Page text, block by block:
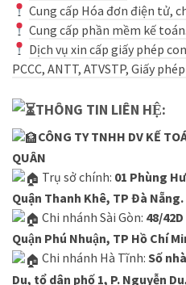
Cung cấp Hóa đơn điện tử,
Cung cấp phần mềm kế toán.
Dịch vụ xin cấp giấy phép
PCCC, ANTT, ATVSTP, Giấy
THÔNG TIN LIÊN HỆ:
CÔNG TY TNHH DV KẾ
QUÂN
Trụ sở chính: 01 Phùng
Quận Thanh Khê, TP Đà Nẵng.
Chi nhánh Sài Gòn: 48/
Quận Phú Nhuận, TP Hồ Chí
Chi nhánh Hà Tĩnh: Số
Du, tổ dân phố 1, P. Nguyễn